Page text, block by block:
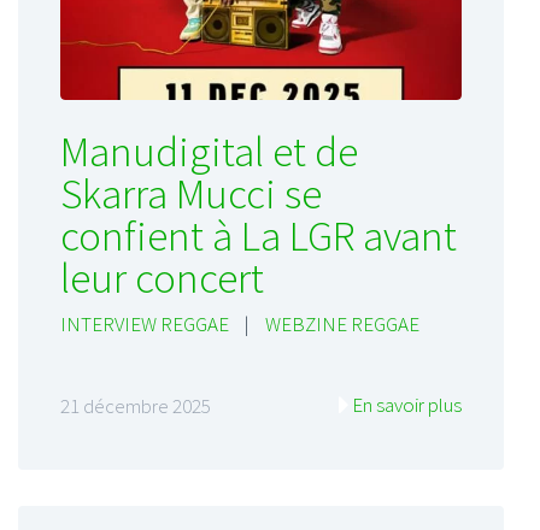
Manudigital et de
Skarra Mucci se
confient à La LGR avant
leur concert
INTERVIEW REGGAE | WEBZINE REGGAE
21 décembre 2025 En savoir plus